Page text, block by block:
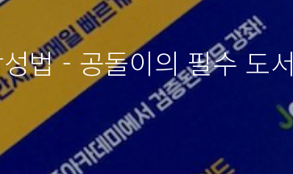
법 - 공돌이의 필수 도서